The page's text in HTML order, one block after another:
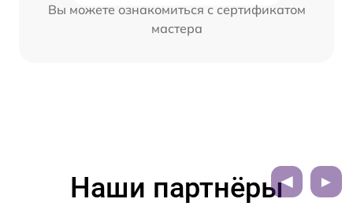
Вы можете ознакомиться с сертификатом
мастера
Наши партнёры